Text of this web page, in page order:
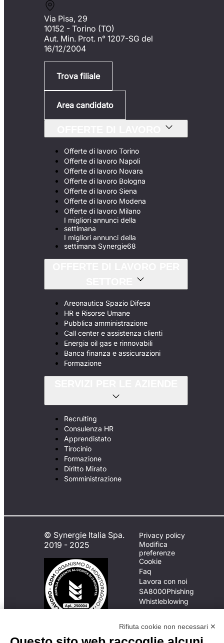
Via Pisa, 29
10152 - Torino (TO)
Aut. Min. Prot. n° 1207-SG del
16/12/2004
Trova filiale
Area candidato
Offerte di lavoro Torino
Offerte di lavoro Napoli
Offerte di lavoro Novara
Offerte di lavoro Bologna
Offerte di lavoro Siena
Offerte di lavoro Modena
Offerte di lavoro Milano
I migliori annunci della
settimana
I migliori annunci della
settimana Synergie68
Areonautica Spazio Difesa
HR e Risorse Umane
Pubblica amministrazione
Call center e assistenza clienti
Energia oil gas e rinnovabili
Banca finanza e assicurazioni
Formazione
Recruiting
Consulenza HR
Apprendistato
Tirocinio
Formazione
Diritto Mirato
Somministrazione
© Synergie Italia Spa.
2019 - 2025
In caso di
Privacy policy
Modifica
preferenze
Cookie
Faq
Lavora con noi
SA8000Phishing
Whistleblowing
Rifiuta cookie non necessari ✕